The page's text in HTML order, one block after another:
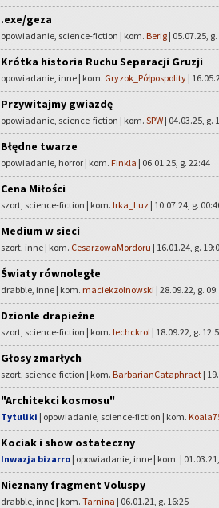
.exe/geza
opowiadanie, science-fiction | kom. Berig | 05.07.25,
Krótka historia Ruchu Separacji Gruzji
opowiadanie, inne | kom. Gryzok_Półpospolity |
Przywitajmy gwiazdę
opowiadanie, science-fiction | kom. SPW | 04.03.25, g.
Błędne twarze
opowiadanie, horror | kom. Finkla | 06.01.25, g. 22:44
Cena Miłości
szort, science-fiction | kom. Irka_Luz | 10.07.24, g.
Medium w sieci
szort, inne | kom. CesarzowaMordoru | 16.01.24, g.
Światy równoległe
drabble, inne | kom. maciekzolnowski | 28.09.22, g.
Dzionle drapieżne
szort, science-fiction | kom. lechckrol | 18.09.22, g.
Głosy zmarłych
szort, science-fiction | kom. BarbarianCataphract |
"Architekci kosmosu"
Tytuliki | opowiadanie, science-fiction | kom.
Kociak i show ostateczny
Inwazja bizarro | opowiadanie, inne | kom. |
Nieznany fragment Voluspy
drabble, inne | kom. Tarnina | 06.01.21, g. 16:25